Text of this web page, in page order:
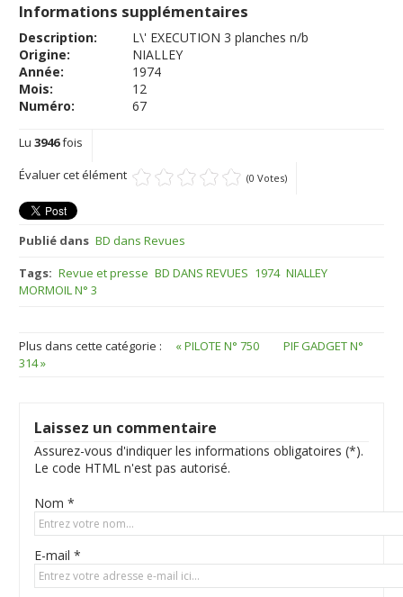
Informations supplémentaires
Description:
L\' EXECUTION 3 planches n/b
Origine:
NIALLEY
Année:
1974
Mois:
12
Numéro:
67
Lu3946fois
Évaluer cet élément
(0 Votes)
Publié dans BD dans Revues
Tags: Revue et presse BD DANS REVUES 1974 NIALLEY
MORMOIL N° 3
Plus dans cette catégorie : « PILOTE N° 750
PIF GADGET N°
314 »
Laissez un commentaire
Assurez-vous d'indiquer les informations obligatoires (*).
Le code HTML n'est pas autorisé.
Nom *
E-mail *